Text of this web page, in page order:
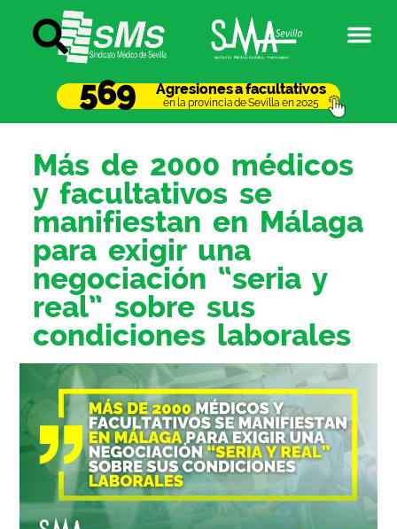
Agresiones a facultativos
en la provincia de Sevilla en 2025
569
Más de 2000 médicos
y facultativos se
manifiestan en Málaga
para exigir una
negociación “seria y
real” sobre sus
condiciones laborales